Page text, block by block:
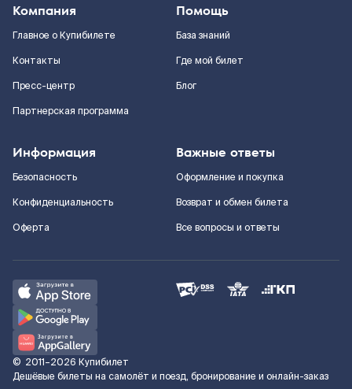
Компания
Главное о Купибилете
Контакты
Пресс-центр
Партнерская программа
Помощь
База знаний
Где мой билет
Блог
Информация
Безопасность
Конфиденциальность
Оферта
Важные ответы
Оформление и покупка
Возврат и обмен билета
Все вопросы и ответы
© 2011–2026 Купибилет
Дешёвые билеты на самолёт и поезд, бронирование и онлайн-заказ